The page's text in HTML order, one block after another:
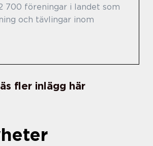
700 föreningar i landet som
och tävlingar inom
fler inlägg här